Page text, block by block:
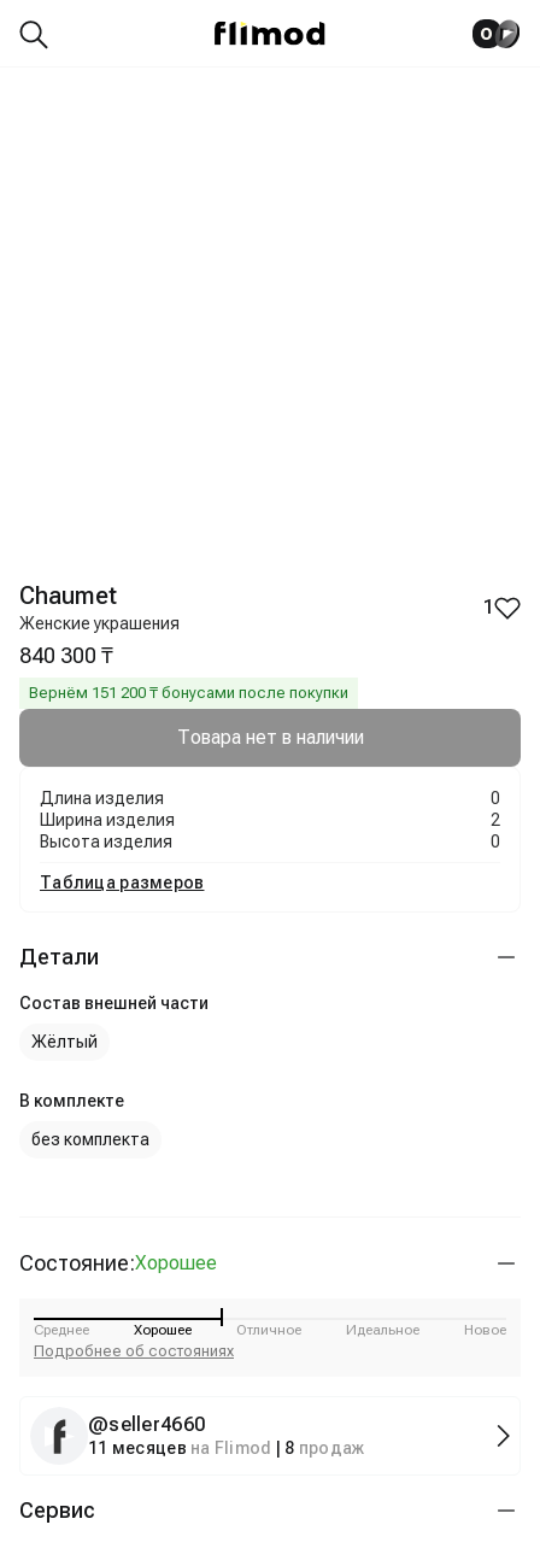
0
Chaumet
Женские украшения
1
840 300 ₸
Вернём 151 200 ₸ бонусами после покупки
Товара нет в наличии
Длина изделия
0
Ширина изделия
2
Высота изделия
0
Таблица размеров
Детали
Состав внешней части
Жёлтый
В комплекте
без комплекта
Состояние:Хорошее
Среднее Хорошее Отличное Идеальное Новое
Подробнее об состояниях
@seller4660
11 месяцев на Flimod 8 продаж
Сервис